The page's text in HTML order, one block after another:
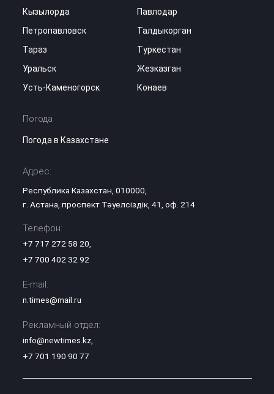
Кызылорда
Павлодар
Петропавловск
Талдыкорган
Тараз
Туркестан
Уральск
Жезказган
Усть-Каменогорск
Конаев
Погода
Погода в Казахстане
Адрес:
Республика Казахстан, 010000,
г. Астана, проспект Тәуелсіздік, 41, оф. 214
Телефон:
+7 717 272 58 20,
+7 700 402 32 92
E-mail:
n.times@mail.ru
Рекламный отдел:
info@newtimes.kz,
+7 701 190 90 77